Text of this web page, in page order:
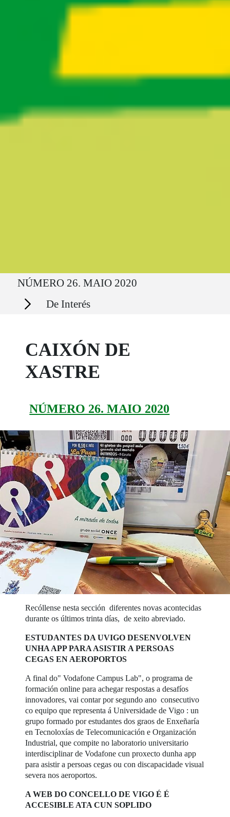
Ruta del sitio
NÚMERO 26. MAIO 2020
Secciones De Interés
CAIXÓN DE
XASTRE
NÚMERO 26. MAIO 2020
Recóllense nesta sección diferentes novas acontecidas
durante os últimos trinta días, de xeito abreviado.
ESTUDANTES DA UVIGO DESENVOLVEN
UNHA APP PARA ASISTIR A PERSOAS
CEGAS EN AEROPORTOS
A final do" Vodafone Campus Lab", o programa de
formación online para achegar respostas a desafíos
innovadores, vai contar por segundo ano consecutivo
co equipo que representa á Universidade de Vigo : un
grupo formado por estudantes dos graos de Enxeñaría
en Tecnoloxías de Telecomunicación e Organización
Industrial, que compite no laboratorio universitario
interdisciplinar de Vodafone cun proxecto dunha app
para asistir a persoas cegas ou con discapacidade visual
severa nos aeroportos.
A WEB DO CONCELLO DE VIGO É É
ACCESIBLE ATA CUN SOPLIDO